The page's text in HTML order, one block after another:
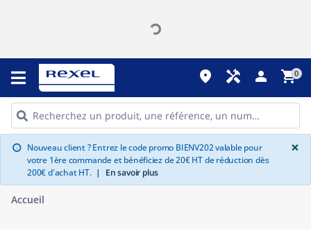
place handyman person shopping_cart0
info Nouveau client ? Entrez le code promo BIENV202 valable pour
votre 1ère commande et bénéficiez de 20€ HT de réduction dès
200€ d'achat HT. | En savoir plus
×
Accueil